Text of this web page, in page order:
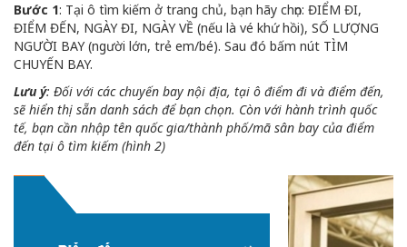
Bước 1: Tại ô tìm kiếm ở trang chủ, bạn hãy chọn: ĐIỂM ĐI,
ĐIỂM ĐẾN, NGÀY ĐI, NGÀY VỀ (nếu là vé khứ hồi), SỐ LƯỢNG
NGƯỜI BAY (người lớn, trẻ em/bé). Sau đó bấm nút TÌM
CHUYẾN BAY.
Lưu ý: Đối với các chuyến bay nội địa, tại ô điểm đi và điểm đến,
sẽ hiển thị sẵn danh sách để bạn chọn. Còn với hành trình quốc
tế, bạn cần nhập tên quốc gia/thành phố/mã sân bay của điểm
đến tại ô tìm kiếm (hình 2)